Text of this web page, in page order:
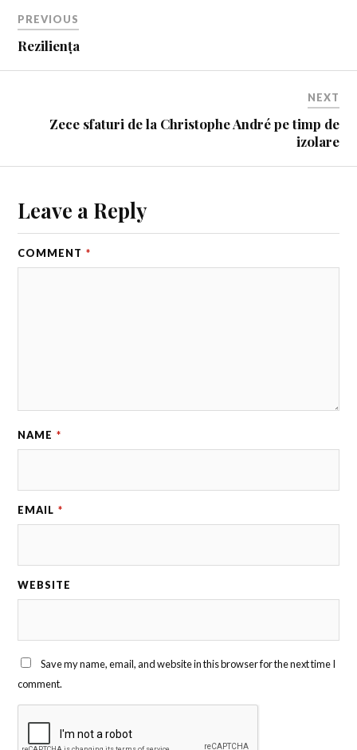
PREVIOUS
Reziliența
NEXT
Zece sfaturi de la Christophe André pe timp de
izolare
Leave a Reply
COMMENT *
NAME *
EMAIL *
WEBSITE
Save my name, email, and website in this browser for the next time I
comment.